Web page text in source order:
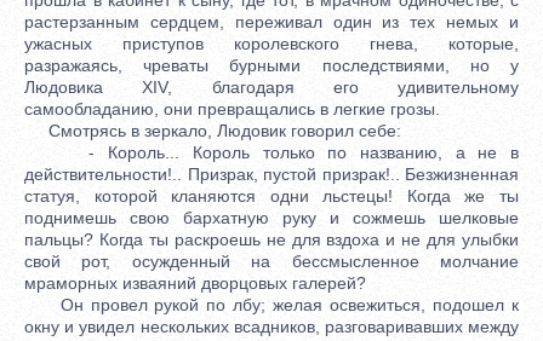
растерзанным сердцем, переживал один из тех немых и
ужасных приступов королевского гнева, которые,
разражаясь, чреваты бурными последствиями, но у
Людовика XIV, благодаря его удивительному
самообладанию, они превращались в легкие грозы.
Смотрясь в зеркало, Людовик говорил себе:
- Король... Король только по названию, а не в
действительности!.. Призрак, пустой призрак!.. Безжизненная
статуя, которой кланяются одни льстецы! Когда же ты
поднимешь свою бархатную руку и сожмешь шелковые
пальцы? Когда ты раскроешь не для вздоха и не для улыбки
свой рот, осужденный на бессмысленное молчание
мраморных изваяний дворцовых галерей?
Он провел рукой по лбу; желая освежиться, подошел к
окну и увидел нескольких всадников, разговаривавших между